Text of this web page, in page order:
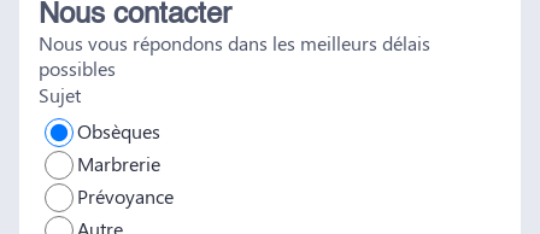
tout a été fait dans les règles. Tous nos vœux de réussite à
vous et à vos futurs clients. Cordialement famille
HERNANDEZ
Nous contacter
Nous vous répondons dans les meilleurs délais
possibles
Sujet
Obsèques
Marbrerie
Prévoyance
Autre